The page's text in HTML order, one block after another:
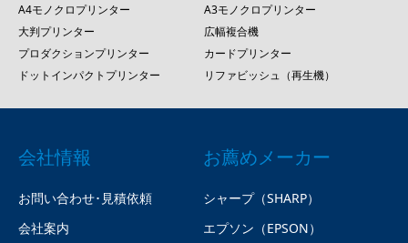
A4モノクロプリンター
A3モノクロプリンター
大判プリンター
広幅複合機
プロダクションプリンター
カードプリンター
ドットインパクトプリンター
リファビッシュ（再生機）
会社情報
お問い合わせ･見積依頼
会社案内
お薦めメーカー
シャープ（SHARP）
エプソン（EPSON）